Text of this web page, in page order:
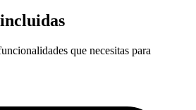
que necesitas para